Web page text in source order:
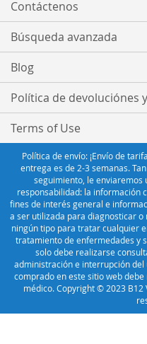
Contáctenos
Búsqueda avanzada
Blog
Política de devoluciónes
Terms of Use
Política de envío: ¡Envío de
entrega es de 2-3 semanas.
seguimiento, le enviaremos
responsabilidad: la información
fines de interés general e
a ser utilizada para diagnosticar
ningún tipo para tratar cualquier
tratamiento de enfermedades y
solo debe realizarse
administración e interrupción
comprado en este sitio web
médico. Copyright © 2023 B12